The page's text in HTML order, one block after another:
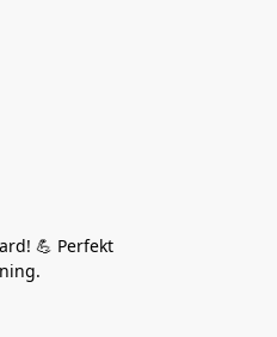
💪 Perfekt